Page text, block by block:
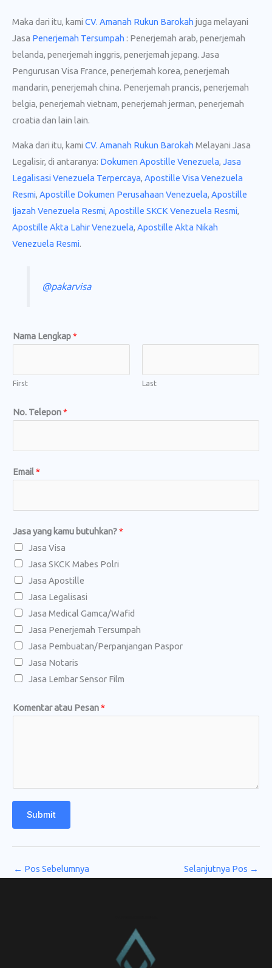
Maka dari itu, kami CV. Amanah Rukun Barokah juga melayani
Jasa Penerjemah Tersumpah : Penerjemah arab, penerjemah
belanda, penerjemah inggris, penerjemah jepang. Jasa
Pengurusan Visa France, penerjemah korea, penerjemah
mandarin, penerjemah china. Penerjemah prancis, penerjemah
belgia, penerjemah vietnam, penerjemah jerman, penerjemah
croatia dan lain lain.
Maka dari itu, kami CV. Amanah Rukun Barokah Melayani Jasa
Legalisir, di antaranya: Dokumen Apostille Venezuela, Jasa
Legalisasi Venezuela Terpercaya, Apostille Visa Venezuela
Resmi, Apostille Dokumen Perusahaan Venezuela, Apostille
Ijazah Venezuela Resmi, Apostille SKCK Venezuela Resmi,
Apostille Akta Lahir Venezuela, Apostille Akta Nikah
Venezuela Resmi.
@pakarvisa
Nama Lengkap*
First Last
No. Telepon*
Email*
a
s
a
a
t
a
u
*
Jasa yang kamu butuhkan?*
Jasa Visa
Jasa SKCK Mabes Polri
Jasa Apostille
Jasa Legalisasi
Jasa Medical Gamca/Wafid
Jasa Penerjemah Tersumpah
Jasa Pembuatan/Perpanjangan Paspor
Jasa Notaris
Jasa Lembar Sensor Film
Komentar atau Pesan*
Submit
← Pos Sebelumnya Selanjutnya Pos →